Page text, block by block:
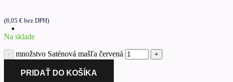
(8,05 € bez DPH)
Na sklade
množstvo Saténová mašľa červená
PRIDAŤ DO KOŠÍKA